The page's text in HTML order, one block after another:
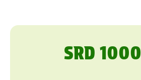
SRD 1000